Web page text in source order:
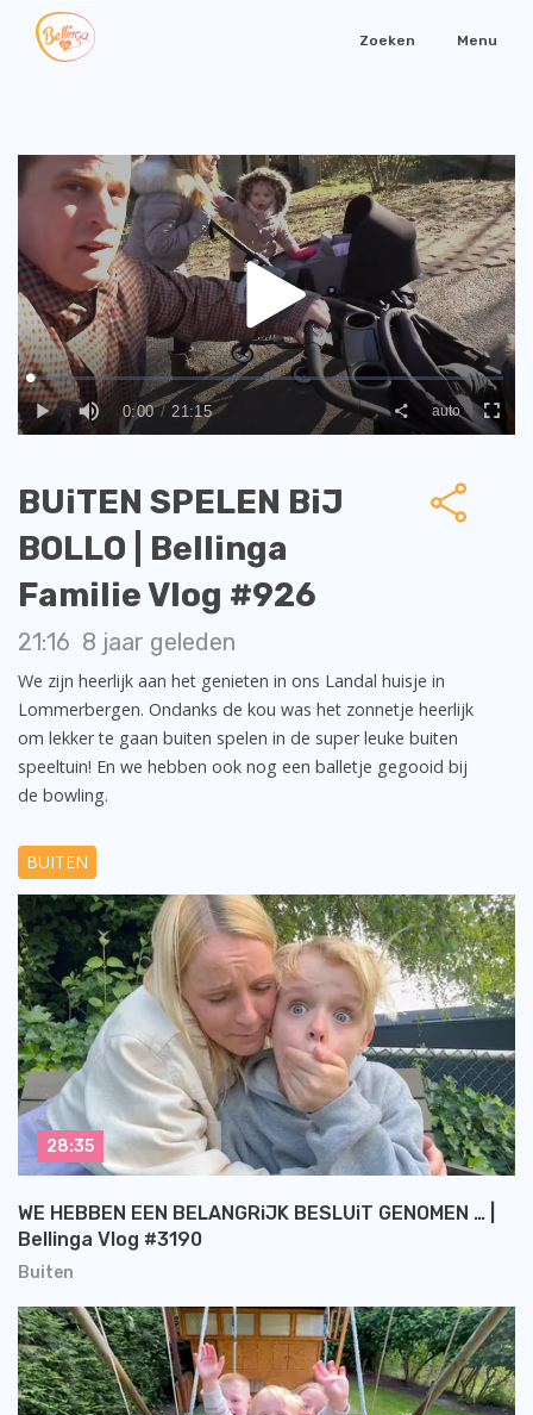
Zoeken Menu
BUiTEN SPELEN BiJ
BOLLO | Bellinga
Familie Vlog #926
21:16 8 jaar geleden
We zijn heerlijk aan het genieten in ons Landal huisje in
Lommerbergen. Ondanks de kou was het zonnetje heerlijk
om lekker te gaan buiten spelen in de super leuke buiten
speeltuin! En we hebben ook nog een balletje gegooid bij
de bowling.
BUITEN
Buiten
WE HEBBEN EEN BELANGRiJK BESLUiT GENOMEN … |
Bellinga Vlog #3190
28:35